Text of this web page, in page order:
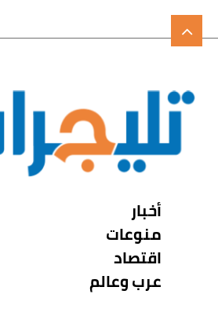
أخبار
منوعات
اقتصاد
عرب وعالم